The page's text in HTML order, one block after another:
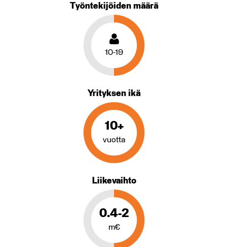
Työntekijöiden määrä
10-19
Yrityksen ikä
10+
vuotta
Liikevaihto
0.4-2
m€